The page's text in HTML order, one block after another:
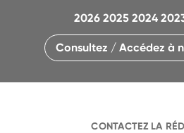
CONTACTEZ LA
2026 2025 2024
Consultez / Accédez à